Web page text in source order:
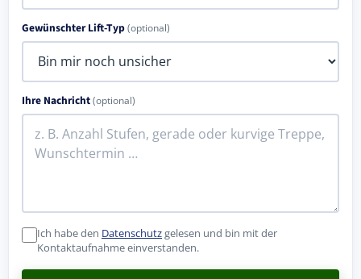
Gewünschter Lift-Typ(optional)
Ihre Nachricht(optional)
Ich habe den Datenschutzgelesen und bin mit der
Kontaktaufnahme einverstanden.